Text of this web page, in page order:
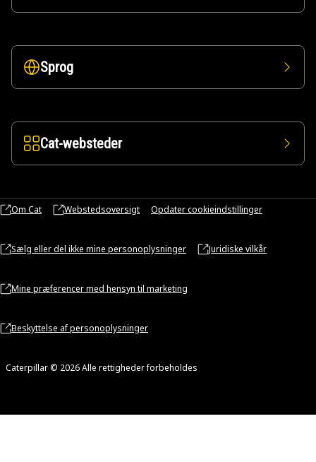
Sprog
Cat-websteder
Om Cat Webstedsoversigt Opdater cookieindstillinger
Sælg eller del ikke mine personoplysninger Juridiske vilkår
Mine præferencer med hensyn til marketing
Beskyttelse af personoplysninger
Caterpillar © 2026 Alle rettigheder forbeholdes